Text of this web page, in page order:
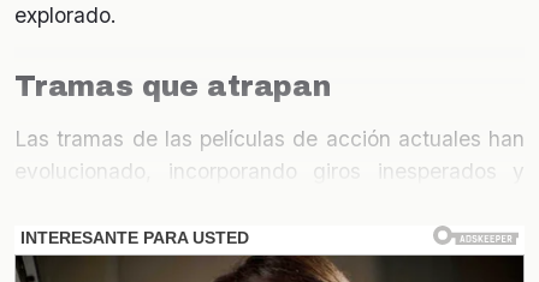
explorado.
Tramas que atrapan
Las tramas de las películas de acción actuales han
evolucionado, incorporando giros inesperados y
sobre la acción física; ahora se entrelazan con
emociones profundas y conflictos internos que